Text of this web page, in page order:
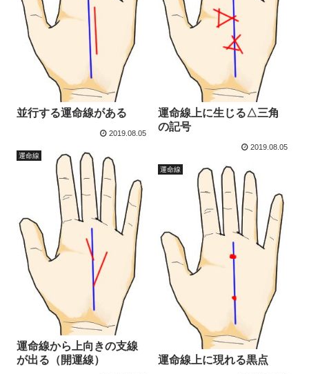
並行する運命線がある
2019.08.05
運命線上に生じる△三角
の記号
2019.08.05
運命線
運命線から上向きの支線
が出る（開運線）
運命線
運命線上に現れる黒点